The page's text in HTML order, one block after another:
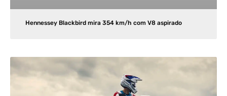
Hennessey Blackbird mira 354 km/h com V8 aspirado